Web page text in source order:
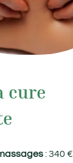
cure
: 340 €